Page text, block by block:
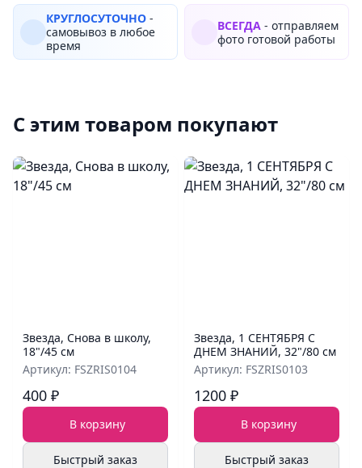
КРУГЛОСУТОЧНО -
самовывоз в любое
время
ВСЕГДА - отправляем
фото готовой работы
С этим товаром покупают
Звезда, Снова в школу,
18"/45 см
Артикул: FSZRIS0104
400 ₽
В корзину
Быстрый заказ
Звезда, 1 СЕНТЯБРЯ С
ДНЕМ ЗНАНИЙ, 32"/80 см
Артикул: FSZRIS0103
1200 ₽
В корзину
Быстрый заказ